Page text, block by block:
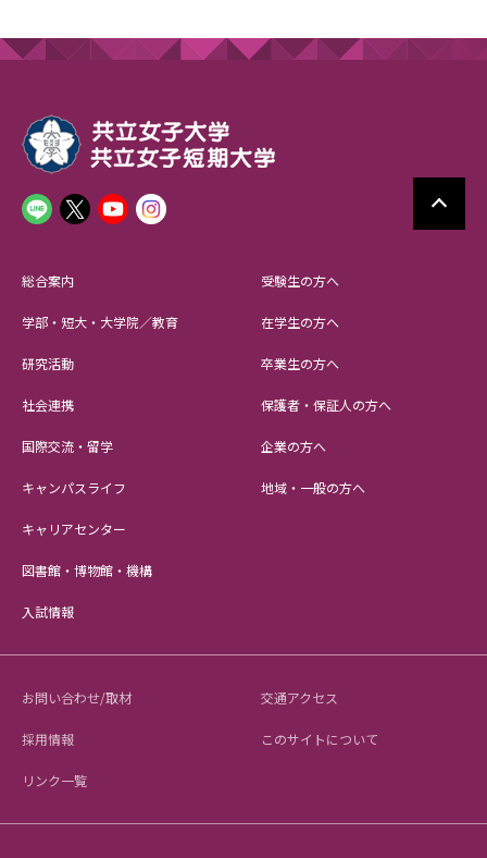
総合案内
学部・短大・大学院／教育
研究活動
社会連携
国際交流・留学
キャンパスライフ
キャリアセンター
図書館・博物館・機構
入試情報
受験生の方へ
在学生の方へ
卒業生の方へ
保護者・保証人の方へ
企業の方へ
地域・一般の方へ
お問い合わせ/取材 交通アクセス
採用情報 このサイトについて
リンク一覧